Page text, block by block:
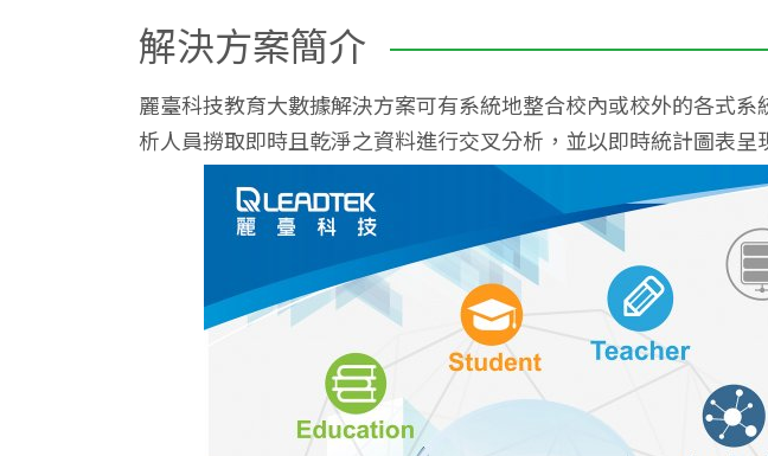
解決方案簡介
麗臺科技教育大數據解決方案可有系統地整合校內或校外的各式
析人員撈取即時且乾淨之資料進行交叉分析，並以即時統計圖表